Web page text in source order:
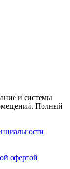
и системы
Полный
офертой